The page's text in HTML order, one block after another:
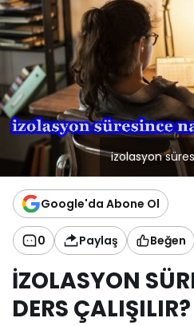
izolasyon
Google'da Abone Ol
0 Paylaş Beğen
İZOLASYON
DERS ÇALIŞILIR?